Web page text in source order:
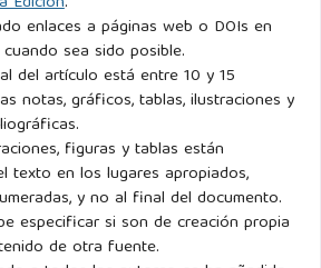
enlaces a páginas web o DOIs en
sea sido posible.
del artículo está entre 10 y 15
notas, gráficos, tablas, ilustraciones y
figuras y tablas están
texto en los lugares apropiados,
y no al final del documento.
especificar si son de creación propia
de otra fuente.